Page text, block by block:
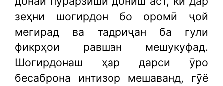
зеҳни шогирдон бо оромӣ ҷой
мегирад ва тадриҷан ба гули
фикрҳои равшан мешукуфад.
Шогирдонаш ҳар дарси ӯро
бесаброна интизор мешаванд, гӯё